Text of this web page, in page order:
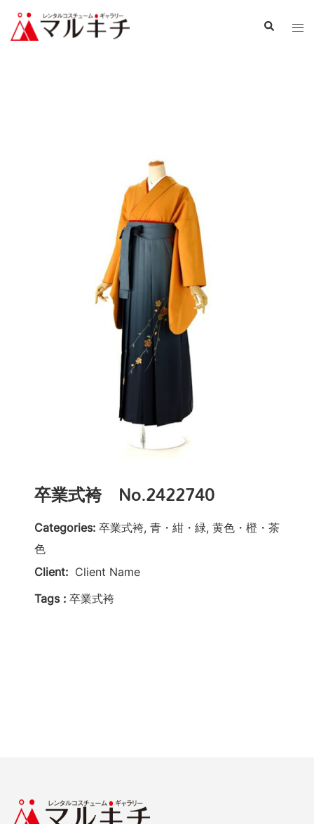
卒業式袴 No.2422740
Categories: 卒業式袴, 青・紺・緑, 黄色・橙・茶
色
Client: Client Name
Tags : 卒業式袴